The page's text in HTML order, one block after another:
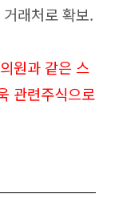
래처로 확보.
원과 같은 스
관련주식으로